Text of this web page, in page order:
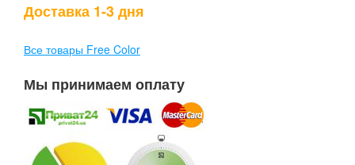
Доставка 1-3 дня
Все товары Free Color
Мы принимаем оплату